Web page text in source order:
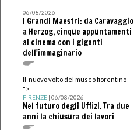
06/08/2026
I Grandi Maestri: da Caravaggio
a Herzog, cinque appuntamenti
al cinema con i giganti
dell'immaginario
Il nuovo volto del museo fiorentino
">
FIRENZE| 06/08/2026
Nel futuro degli Uffizi. Tra due
anni la chiusura dei lavori